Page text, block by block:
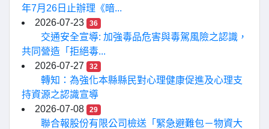
年7月26日止辦理《暗...
2026-07-23
36
交通安全宣導: 加強毒品危害與毒駕風險之認識，
共同營造「拒絕毒...
2026-07-27
32
轉知：為強化本縣縣民對心理健康促進及心理支
持資源之認識宣導
2026-07-08
29
聯合報股份有限公司檢送「緊急避難包－物資大